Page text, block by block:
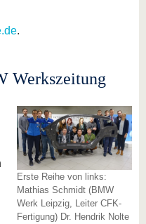
.
Werkszeitung
Erste Reihe von links:
Mathias Schmidt (BMW
Werk Leipzig, Leiter CFK-
Fertigung) Dr. Hendrik Nolte